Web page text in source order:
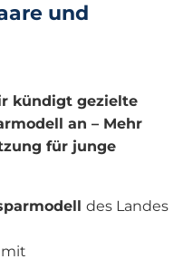
und
kündigt gezielte
an – Mehr
für junge
des Landes
mit